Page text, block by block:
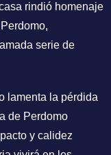
rindió homenaje
serie de
lamenta la pérdida
de Perdomo
y calidez